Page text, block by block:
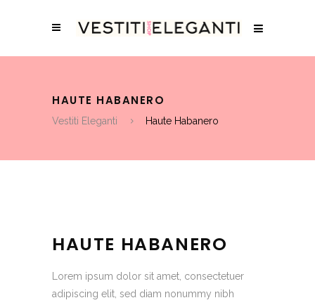
HAUTE HABANERO
Vestiti Eleganti Haute Habanero
HAUTE HABANERO
Lorem ipsum dolor sit amet, consectetuer
adipiscing elit, sed diam nonummy nibh